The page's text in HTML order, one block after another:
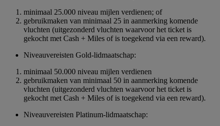
minimaal 25.000 niveau mijlen verdienen; of
gebruikmaken van minimaal 25 in aanmerking komende
vluchten (uitgezonderd vluchten waarvoor het ticket is
gekocht met Cash + Miles of is toegekend via een reward).
Niveauvereisten Gold-lidmaatschap:
minimaal 50.000 niveau mijlen verdienen
gebruikmaken van minimaal 50 in aanmerking komende
vluchten (uitgezonderd vluchten waarvoor het ticket is
gekocht met Cash + Miles of is toegekend via een reward).
Niveauvereisten Platinum-lidmaatschap: